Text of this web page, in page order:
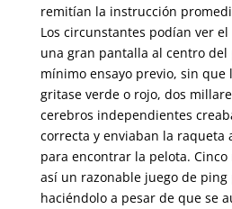
remitían la instrucción
Los circunstantes podían ver
una gran pantalla al centro del
mínimo ensayo previo, sin que
gritase verde o rojo, dos
cerebros independientes
correcta y envia­ban la raqueta
para encontrar la pelota.
así un razonable juego de ping
haciéndolo a pesar de que se